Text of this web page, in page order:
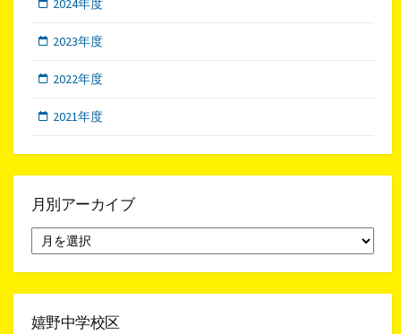
2023年度
2022年度
2021年度
月別アーカイブ
別
ア
イ
嬉野中学校区